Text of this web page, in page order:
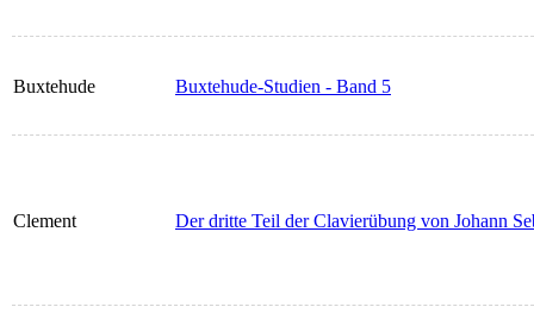
Buxtehude Buxtehude-Studien - Band 5
Clement Der dritte Teil der Clavierübung von Johann